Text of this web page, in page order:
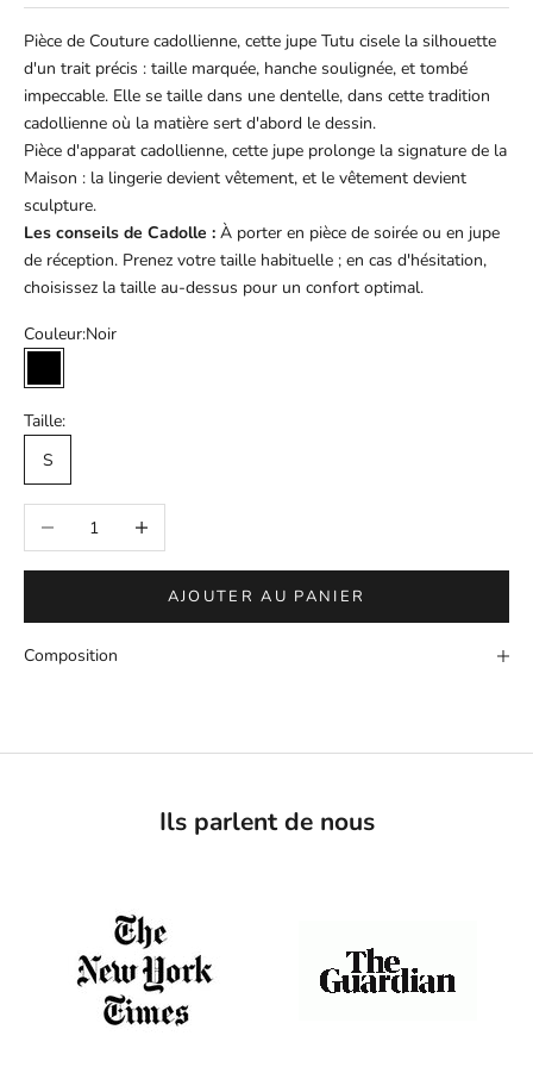
Pièce de Couture cadollienne, cette jupe Tutu cisele la silhouette
d'un trait précis : taille marquée, hanche soulignée, et tombé
impeccable. Elle se taille dans une dentelle, dans cette tradition
cadollienne où la matière sert d'abord le dessin.
Pièce d'apparat cadollienne, cette jupe prolonge la signature de la
Maison : la lingerie devient vêtement, et le vêtement devient
sculpture.
Les conseils de Cadolle : À porter en pièce de soirée ou en jupe
de réception. Prenez votre taille habituelle ; en cas d'hésitation,
choisissez la taille au-dessus pour un confort optimal.
Couleur:Noir
Noir
Taille:
S
Diminuer la quantitéAugmenter la quantité
AJOUTER AU PANIER
Composition
Ils parlent de nous